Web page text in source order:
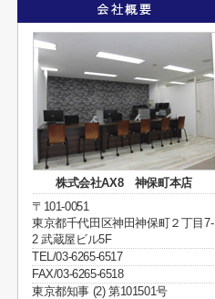
株式会社AX8 神保町本店
〒101-0051
東京都千代田区神田神保町２丁目7-
2 武蔵屋ビル5F
TEL/03-6265-6517
FAX/03-6265-6518
東京都知事 (2) 第101501号